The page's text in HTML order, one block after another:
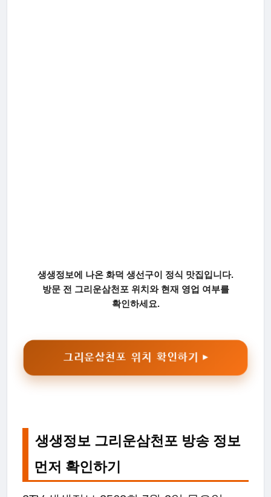
생생정보에 나온 화덕 생선구이 정식 맛집입니다.
방문 전 그리운삼천포 위치와 현재 영업 여부를
확인하세요.
그리운삼천포 위치 확인하기 ▶
생생정보 그리운삼천포 방송 정보
먼저 확인하기